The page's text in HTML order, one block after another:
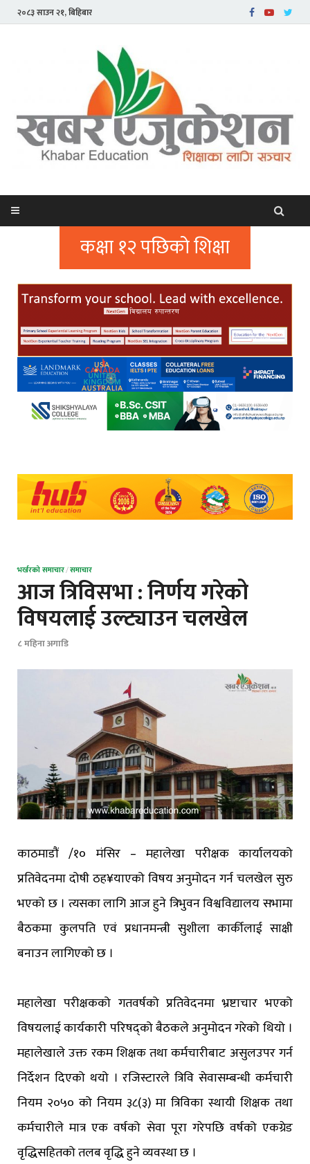
२०८३ साउन २१, बिहिबार
कक्षा १२ पछिको शिक्षा
भर्खरको समाचार/समाचार
आज त्रिविसभा : निर्णय गरेको
विषयलाई उल्ट्याउन चलखेल
८ महिना अगाडि
काठमाडौं /१० मंसिर – महालेखा परीक्षक कार्यालयको
प्रतिवेदनमा दोषी ठह¥याएको विषय अनुमोदन गर्न चलखेल सुरु
भएको छ । त्यसका लागि आज हुने त्रिभुवन विश्वविद्यालय सभामा
बैठकमा कुलपति एवं प्रधानमन्त्री सुशीला कार्कीलाई साक्षी
बनाउन लागिएको छ ।
महालेखा परीक्षकको गतवर्षको प्रतिवेदनमा भ्रष्टाचार भएको
विषयलाई कार्यकारी परिषद्को बैठकले अनुमोदन गरेको थियो ।
महालेखाले उक्त रकम शिक्षक तथा कर्मचारीबाट असुलउपर गर्न
निर्देशन दिएको थयो । रजिस्टारले त्रिवि सेवासम्बन्धी कर्मचारी
नियम २०५० को नियम ३८(३) मा त्रिविका स्थायी शिक्षक तथा
कर्मचारीले मात्र एक वर्षको सेवा पूरा गरेपछि वर्षको एकग्रेड
वृद्धिसहितको तलब वृद्धि हुने व्यवस्था छ ।